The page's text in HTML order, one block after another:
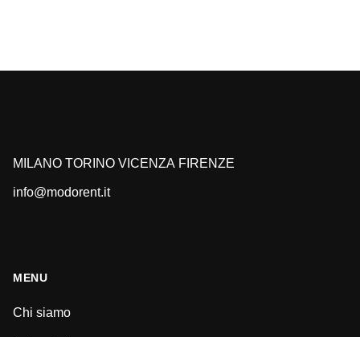
MILANO TORINO VICENZA FIRENZE
info@modorent.it
MENU
Chi siamo